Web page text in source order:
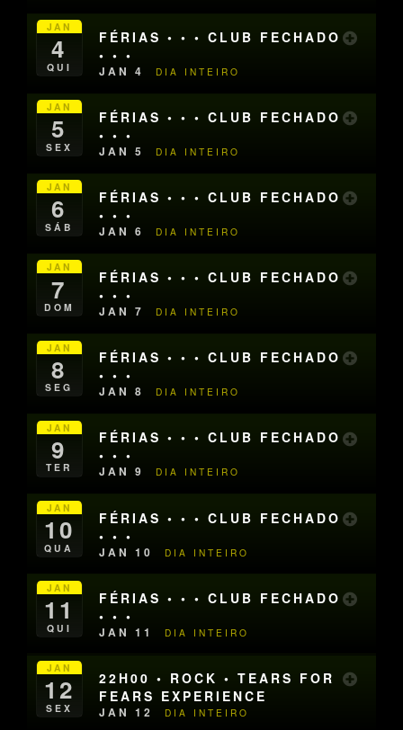
JAN
4
QUI
FÉRIAS • • • CLUB FECHADO
• • •
JAN 4 DIA INTEIRO
JAN
5
SEX
FÉRIAS • • • CLUB FECHADO
• • •
JAN 5 DIA INTEIRO
JAN
6
SÁB
FÉRIAS • • • CLUB FECHADO
• • •
JAN 6 DIA INTEIRO
JAN
7
DOM
FÉRIAS • • • CLUB FECHADO
• • •
JAN 7 DIA INTEIRO
JAN
8
SEG
FÉRIAS • • • CLUB FECHADO
• • •
JAN 8 DIA INTEIRO
JAN
9
TER
FÉRIAS • • • CLUB FECHADO
• • •
JAN 9 DIA INTEIRO
JAN
10
QUA
FÉRIAS • • • CLUB FECHADO
• • •
JAN 10 DIA INTEIRO
JAN
11
QUI
FÉRIAS • • • CLUB FECHADO
• • •
JAN 11 DIA INTEIRO
JAN
12
SEX
22H00 • ROCK • TEARS FOR
FEARS EXPERIENCE
JAN 12 DIA INTEIRO